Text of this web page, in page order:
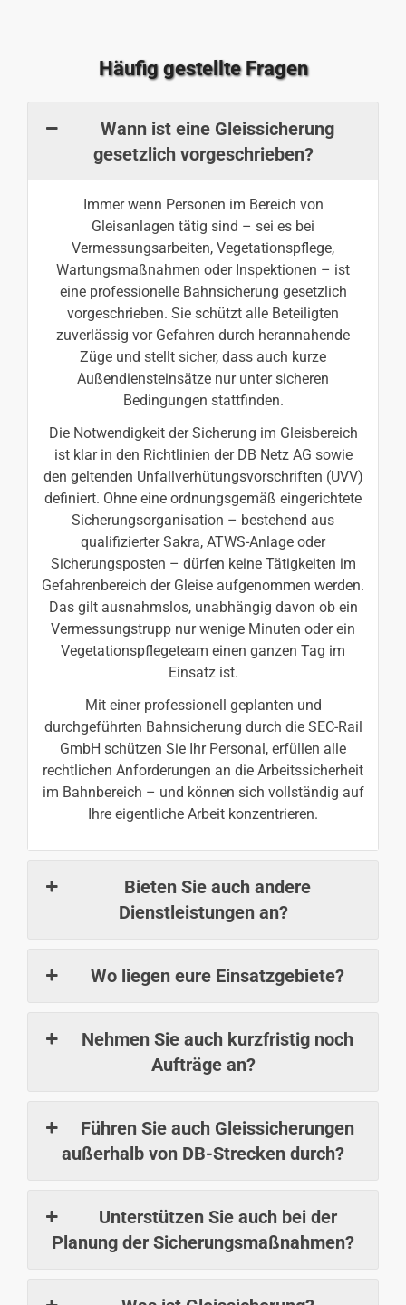
Häufig gestellte Fragen
Wann ist eine Gleissicherung
gesetzlich vorgeschrieben?
Immer wenn Personen im Bereich von
Gleisanlagen tätig sind – sei es bei
Vermessungsarbeiten, Vegetationspflege,
Wartungsmaßnahmen oder Inspektionen – ist
eine professionelle Bahnsicherung gesetzlich
vorgeschrieben. Sie schützt alle Beteiligten
zuverlässig vor Gefahren durch herannahende
Züge und stellt sicher, dass auch kurze
Außendiensteinsätze nur unter sicheren
Bedingungen stattfinden.
Die Notwendigkeit der Sicherung im Gleisbereich
ist klar in den Richtlinien der DB Netz AG sowie
den geltenden Unfallverhütungsvorschriften (UVV)
definiert. Ohne eine ordnungsgemäß eingerichtete
Sicherungsorganisation – bestehend aus
qualifizierter Sakra, ATWS-Anlage oder
Sicherungsposten – dürfen keine Tätigkeiten im
Gefahrenbereich der Gleise aufgenommen werden.
Das gilt ausnahmslos, unabhängig davon ob ein
Vermessungstrupp nur wenige Minuten oder ein
Vegetationspflegeteam einen ganzen Tag im
Einsatz ist.
Mit einer professionell geplanten und
durchgeführten Bahnsicherung durch die SEC-Rail
GmbH schützen Sie Ihr Personal, erfüllen alle
rechtlichen Anforderungen an die Arbeitssicherheit
im Bahnbereich – und können sich vollständig auf
Ihre eigentliche Arbeit konzentrieren.
Bieten Sie auch andere
Dienstleistungen an?
Wo liegen eure Einsatzgebiete?
Nehmen Sie auch kurzfristig noch
Aufträge an?
Führen Sie auch Gleissicherungen
außerhalb von DB-Strecken durch?
Unterstützen Sie auch bei der
Planung der Sicherungsmaßnahmen?